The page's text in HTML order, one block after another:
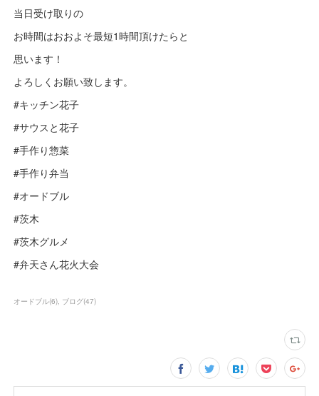
当日受け取りの
お時間はおおよそ最短1時間頂けたらと
思います！
よろしくお願い致します。
#キッチン花子
#サウスと花子
#手作り惣菜
#手作り弁当
#オードブル
#茨木
#茨木グルメ
#弁天さん花火大会
オードブル(6) ブログ(47)